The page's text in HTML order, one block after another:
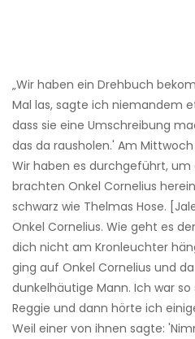
„Wir haben ein Drehbuch
Mal las, sagte ich niemandem
dass sie eine Umschreibung
das da rausholen.' Am
Wir haben es durchgeführt, um
brachten Onkel Cornelius
schwarz wie Thelmas Hose.
Onkel Cornelius. Wie geht es
dich nicht am Kronleuchter
ging auf Onkel Cornelius und
dunkelhäutige Mann. Ich war
Reggie und dann hörte ich
Weil einer von ihnen sagte: